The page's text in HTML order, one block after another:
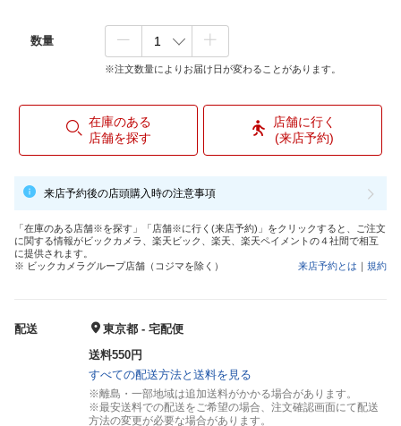
数量
※注文数量によりお届け日が変わることがあります。
在庫のある
店舗を探す
店舗に行く
(来店予約)
来店予約後の店頭購入時の注意事項
「在庫のある店舗※を探す」「店舗※に行く(来店予約)」をクリックすると、ご注文
に関する情報がビックカメラ、楽天ビック、楽天、楽天ペイメントの４社間で相互
に提供されます。
※ ビックカメラグループ店舗（コジマを除く）
来店予約とは ｜ 規約
配送
東京都 - 宅配便
送料550円
すべての配送方法と送料を見る
※離島・一部地域は追加送料がかかる場合があります。
※最安送料での配送をご希望の場合、注文確認画面にて配送
方法の変更が必要な場合があります。